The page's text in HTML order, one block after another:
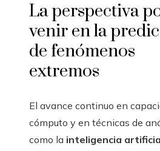
La perspectiva
venir en la
de fenómenos
extremos
El avance continuo en
cómputo y en técnicas de
como la inteligencia